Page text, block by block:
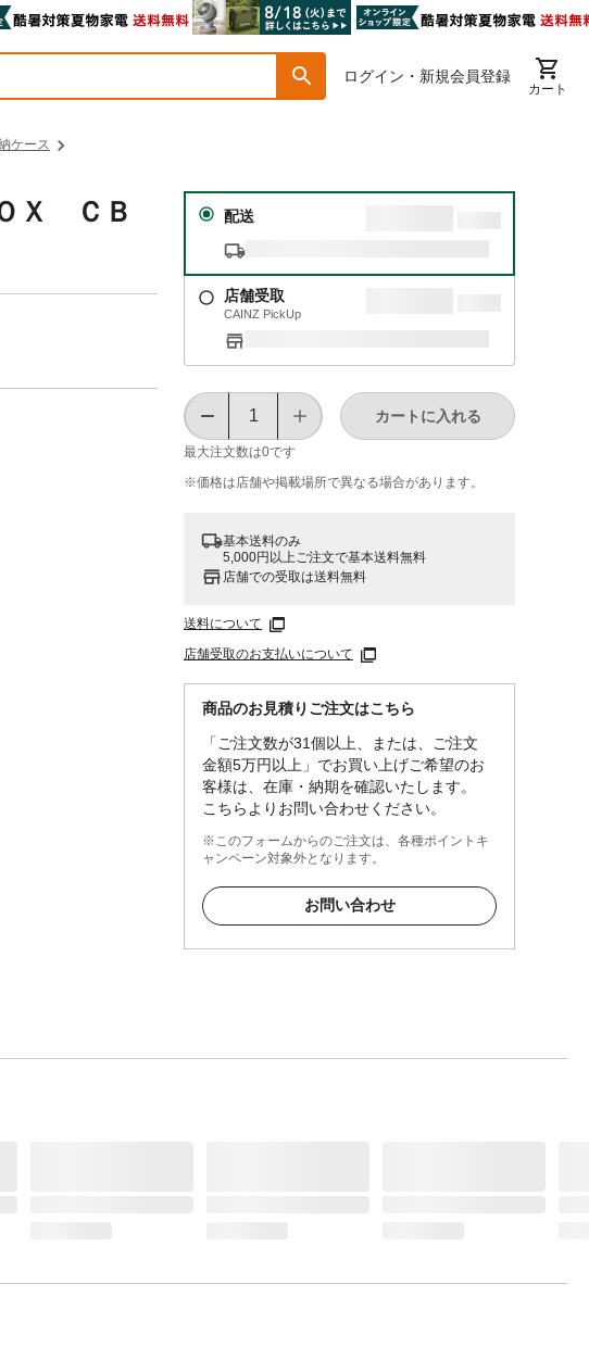
ログイン・新規会員登録
カート
ケース
Ｘ ＣＢ
配送
店舗受取
CAINZ PickUp
最大注文数は0です
カートに入れる
※価格は​店舗や​掲載場所で​異なる​場合が​あります。
基本送料のみ
5,000円以上ご注文で基本送料無料
店舗での受取は送料無料
送料について
店舗受取のお支払いについて
商品のお見積りご注文はこちら
「ご注文数が31個以上、または、ご注文
金額5万円以上」でお買い上げご希望のお
客様は、在庫・納期を確認いたします。
こちらよりお問い合わせください。
※このフォームからのご注文は、各種ポイントキ
ャンペーン対象外となります。
お問い合わせ